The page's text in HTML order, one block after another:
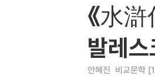
《水
발레
안혜진 비교문학